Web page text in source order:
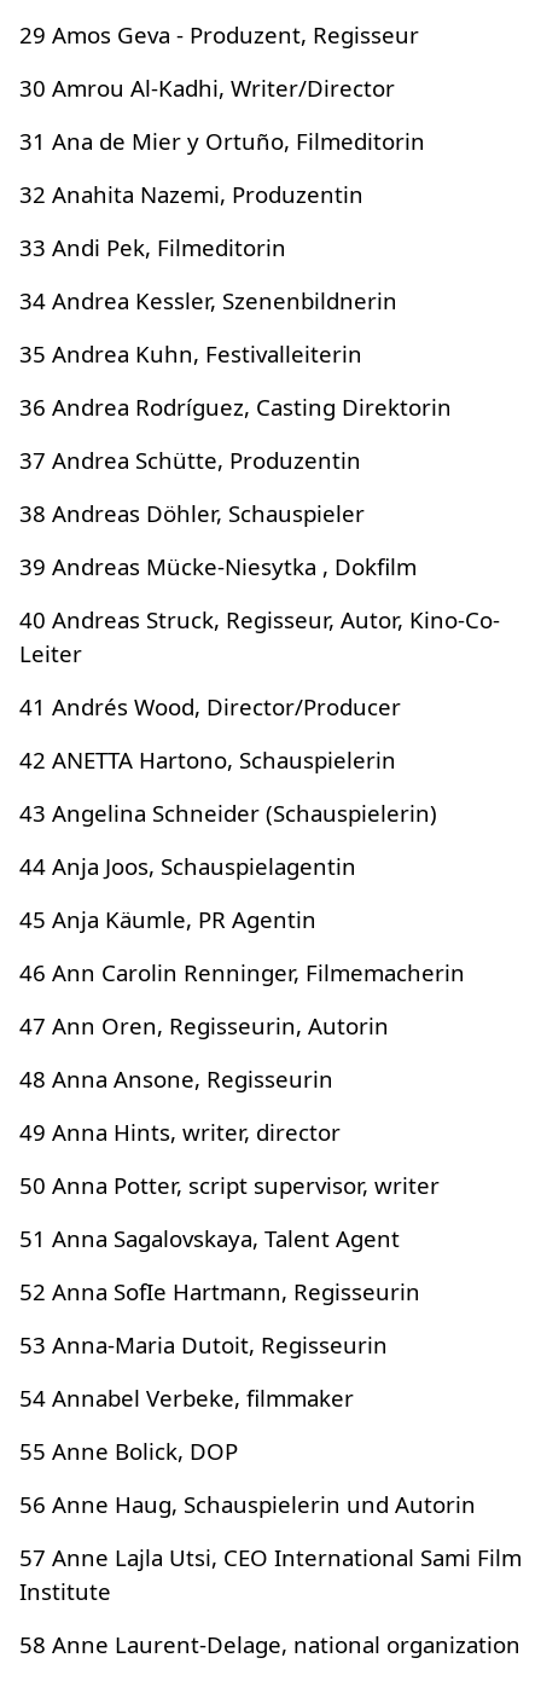
29 Amos Geva - Produzent, Regisseur
30 Amrou Al-Kadhi, Writer/Director
31 Ana de Mier y Ortuño, Filmeditorin
32 Anahita Nazemi, Produzentin
33 Andi Pek, Filmeditorin
34 Andrea Kessler, Szenenbildnerin
35 Andrea Kuhn, Festivalleiterin
36 Andrea Rodríguez, Casting Direktorin
37 Andrea Schütte, Produzentin
38 Andreas Döhler, Schauspieler
39 Andreas Mücke-Niesytka , Dokfilm
40 Andreas Struck, Regisseur, Autor, Kino-Co-
Leiter
41 Andrés Wood, Director/Producer
42 ANETTA Hartono, Schauspielerin
43 Angelina Schneider (Schauspielerin)
44 Anja Joos, Schauspielagentin
45 Anja Käumle, PR Agentin
46 Ann Carolin Renninger, Filmemacherin
47 Ann Oren, Regisseurin, Autorin
48 Anna Ansone, Regisseurin
49 Anna Hints, writer, director
50 Anna Potter, script supervisor, writer
51 Anna Sagalovskaya, Talent Agent
52 Anna SofIe Hartmann, Regisseurin
53 Anna-Maria Dutoit, Regisseurin
54 Annabel Verbeke, filmmaker
55 Anne Bolick, DOP
56 Anne Haug, Schauspielerin und Autorin
57 Anne Lajla Utsi, CEO International Sami Film
Institute
58 Anne Laurent-Delage, national organization